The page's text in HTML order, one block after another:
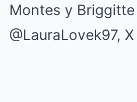
Montes y
@LauraLovek97, X